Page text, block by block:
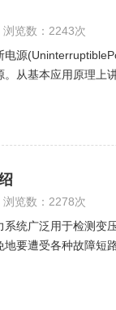
浏览数：2243次
电源
从基本应用原理上
浏览数：2278次
统广泛用于检测变
要遭受各种故障短
绕组可能失去稳定性